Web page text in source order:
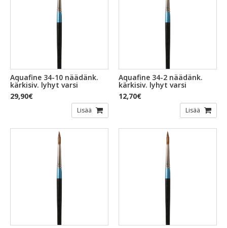
Aquafine 34-10 näädänk.
kärkisiv. lyhyt varsi
29,90€
Lisää
Aquafine 34-2 näädänk.
kärkisiv. lyhyt varsi
12,70€
Lisää